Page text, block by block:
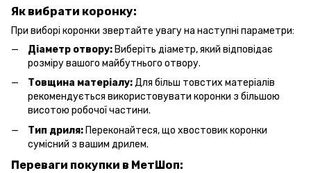
Як вибрати коронку:
При виборі коронки звертайте увагу на наступні параметри:
Діаметр отвору: Виберіть діаметр, який відповідає
розміру вашого майбутнього отвору.
Товщина матеріалу:Для більш товстих матеріалів
рекомендується використовувати коронки з більшою
висотою робочої частини.
Тип дриля: Переконайтеся, що хвостовик коронки
сумісний з вашим дрилем.
Переваги покупки в МетШоп: